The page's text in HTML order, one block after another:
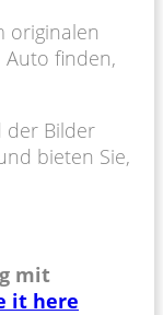
originalen
Auto finden,
der Bilder
bieten Sie,
mit
it here